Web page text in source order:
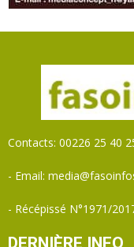
Contacts: 00226 25 40
- Email:
- Récépissé N°1971/